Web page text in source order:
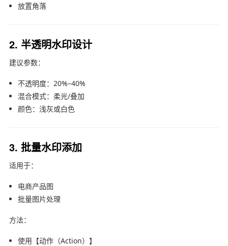
放置角落
2. 半透明水印设计
建议参数：
不透明度：20%–40%
混合模式：柔光/叠加
颜色：浅灰或白色
3. 批量水印添加
适用于：
电商产品图
批量图片处理
方法：
使用【动作（Action）】